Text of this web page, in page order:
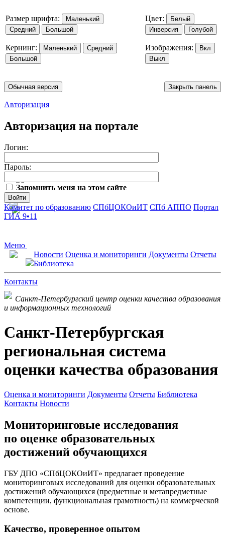
Размер шрифта:
Маленький
Средний
Большой
Кернинг: Маленький
Средний
Большой
Цвет:
Белый
Инверсия
Голубой
Изображения:
Вкл
Выкл
Обычная версия Закрыть панель
Авторизация
Авторизация на портале
Логин:
Пароль:
Запомнить меня на этом сайте
Войти
Комитет по образованию СПбЦОКОиИТ СПб АППО Портал
ГИА 9•11
Меню
Новости Оценка и мониторинги Документы Отчеты
Библиотека
Контакты
Санкт-Петербургский центр оценки качества образования
и информационных технологий
Санкт-Петербургская
региональная система
оценки качества образования
Оценка и мониторинги Документы Отчеты Библиотека
Контакты Новости
Мониторинговые исследования
по оценке образовательных
достижений обучающихся
ГБУ ДПО «СПбЦОКОиИТ» предлагает проведение
мониторинговых исследований для оценки образовательных
достижений обучающихся (предметные и метапредметные
компетенции, функциональная грамотность) на коммерческой
основе.
Качество, проверенное опытом